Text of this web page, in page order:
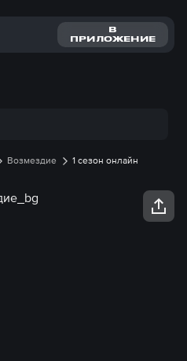
В
ПРИЛОЖЕНИЕ
Возмездие 1 сезон онлайн